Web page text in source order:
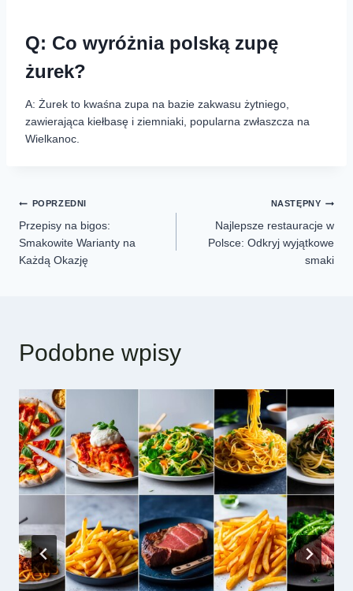
Q: Co wyróżnia polską zupę
żurek?
A: Żurek to kwaśna zupa na bazie zakwasu żytniego,
zawierająca kiełbasę i ziemniaki, popularna zwłaszcza na
Wielkanoc.
POPRZEDNI
Przepisy na bigos:
Smakowite Warianty na
Każdą Okazję
NASTĘPNY
Najlepsze restauracje w
Polsce: Odkryj wyjątkowe
smaki
Podobne wpisy